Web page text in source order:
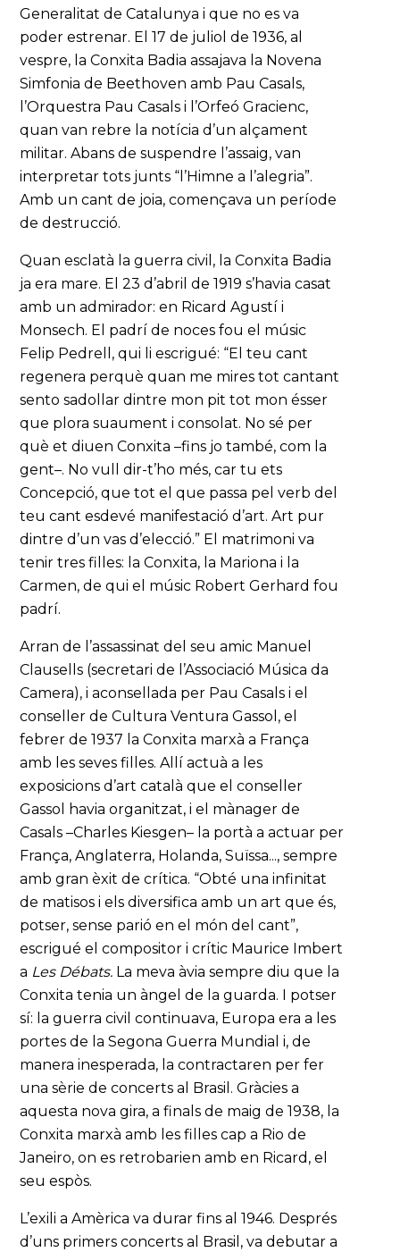
Generalitat de Catalunya i que no es va
poder estrenar. El 17 de juliol de 1936, al
vespre, la Conxita Badia assajava la Novena
Simfonia de Beethoven amb Pau Casals,
l’Orquestra Pau Casals i l’Orfeó Gracienc,
quan van rebre la notícia d’un alçament
militar. Abans de suspendre l’assaig, van
interpretar tots junts “l’Himne a l’alegria”.
Amb un cant de joia, començava un període
de destrucció.
Quan esclatà la guerra civil, la Conxita Badia
ja era mare. El 23 d’abril de 1919 s’havia casat
amb un admirador: en Ricard Agustí i
Monsech. El padrí de noces fou el músic
Felip Pedrell, qui li escrigué: “El teu cant
regenera perquè quan me mires tot cantant
sento sadollar dintre mon pit tot mon ésser
que plora suaument i consolat. No sé per
què et diuen Conxita –fins jo també, com la
gent–. No vull dir-t’ho més, car tu ets
Concepció, que tot el que passa pel verb del
teu cant esdevé manifestació d’art. Art pur
dintre d’un vas d’elecció.” El matrimoni va
tenir tres filles: la Conxita, la Mariona i la
Carmen, de qui el músic Robert Gerhard fou
padrí.
Arran de l’assassinat del seu amic Manuel
Clausells (secretari de l’Associació Música da
Camera), i aconsellada per Pau Casals i el
conseller de Cultura Ventura Gassol, el
febrer de 1937 la Conxita marxà a França
amb les seves filles. Allí actuà a les
exposicions d’art català que el conseller
Gassol havia organitzat, i el mànager de
Casals –Charles Kiesgen– la portà a actuar per
França, Anglaterra, Holanda, Suïssa..., sempre
amb gran èxit de crítica. “Obté una infinitat
de matisos i els diversifica amb un art que és,
potser, sense parió en el món del cant”,
escrigué el compositor i crític Maurice Imbert
a Les Débats. La meva àvia sempre diu que la
Conxita tenia un àngel de la guarda. I potser
sí: la guerra civil continuava, Europa era a les
portes de la Segona Guerra Mundial i, de
manera inesperada, la contractaren per fer
una sèrie de concerts al Brasil. Gràcies a
aquesta nova gira, a finals de maig de 1938, la
Conxita marxà amb les filles cap a Rio de
Janeiro, on es retrobarien amb en Ricard, el
seu espòs.
L’exili a Amèrica va durar fins al 1946. Després
d’uns primers concerts al Brasil, va debutar a